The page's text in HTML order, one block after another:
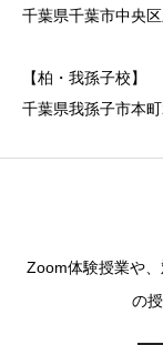
千葉県千葉市中央
【柏・我孫子校】
千葉県我孫子市本
Zoom体験授業や
の